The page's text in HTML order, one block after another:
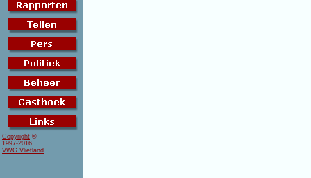
Copyright ©
1997-2016
VWG Vlietland